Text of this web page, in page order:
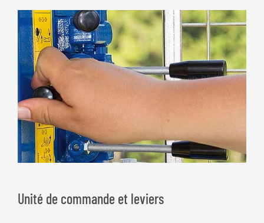
Unité de commande et leviers